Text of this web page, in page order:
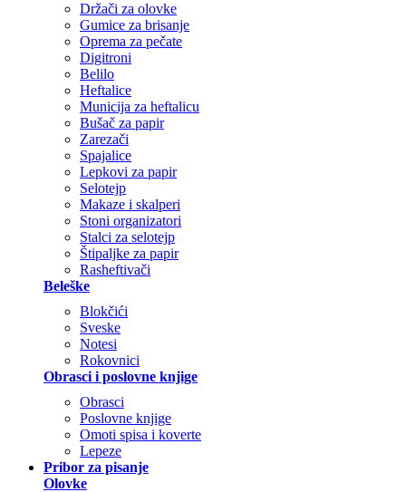
Držači za olovke
Gumice za brisanje
Oprema za pečate
Digitroni
Belilo
Heftalice
Municija za heftalicu
Bušač za papir
Zarezači
Spajalice
Lepkovi za papir
Selotejp
Makaze i skalperi
Stoni organizatori
Stalci za selotejp
Štipaljke za papir
Rasheftivači
Beleške
Blokčići
Sveske
Notesi
Rokovnici
Obrasci i poslovne knjige
Obrasci
Poslovne knjige
Omoti spisa i koverte
Lepeze
Pribor za pisanje
Olovke